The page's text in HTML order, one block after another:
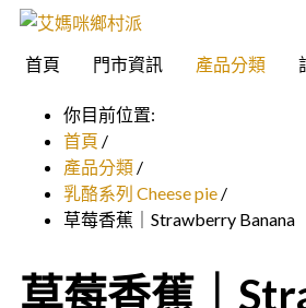
首頁 門市資訊 產品分類
你目前位置:
首頁 /
產品分類 /
乳酪系列 Cheese pie /
草莓香蕉｜Strawberry Banana
草莓香蕉｜